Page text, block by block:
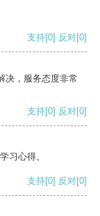
支持[0] 反对[0]
决，服务态度非常
支持[0] 反对[0]
习心得。
支持[0] 反对[0]